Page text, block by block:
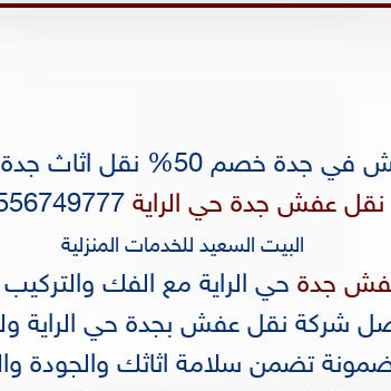
50% نقل اثاث جدة 0556749777
نقل عفش جدة حي الراية
البيت السعيد للخدمات المنزلية
جدة حي الراية مع الفك والتركيب
شركة نقل عفش بجدة حي الراية
تضمن سلامة اثاثك والجودة